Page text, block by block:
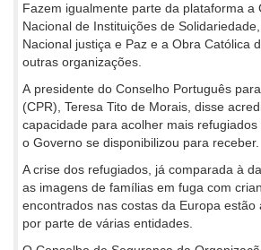
Fazem igualmente parte da plataforma a
Nacional de Instituições de
Nacional justiça e Paz e a Obra Católica
outras organizações.
A presidente do Conselho Português
(CPR), Teresa Tito de Morais, disse
capacidade para acolher mais
o Governo se disponibilizou para receber.
A crise dos refugiados, já comparada à
as imagens de famílias em fuga com
encontrados nas costas da Europa estão
por parte de várias entidades.